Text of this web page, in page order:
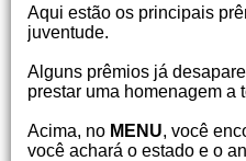
Aqui estão os principais
juventude.
Alguns prêmios já
prestar uma homenagem a
Acima, no MENU, você
você achará o estado e o